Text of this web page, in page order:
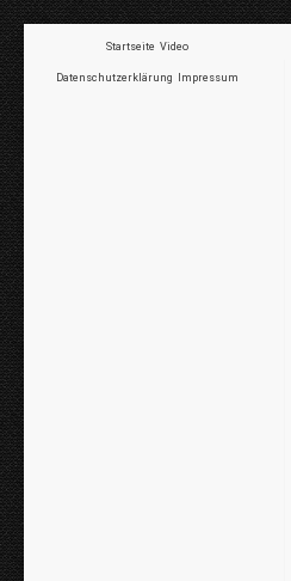
Startseite Video
Datenschutzerklärung Impressum